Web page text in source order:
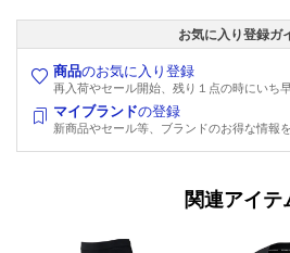
お気に入り登録ガ
商品のお気に入り登録
再入荷やセール開始、残り１点の時にいち
マイブランドの登録
新商品やセール等、ブランドのお得な情報
関連アイテ